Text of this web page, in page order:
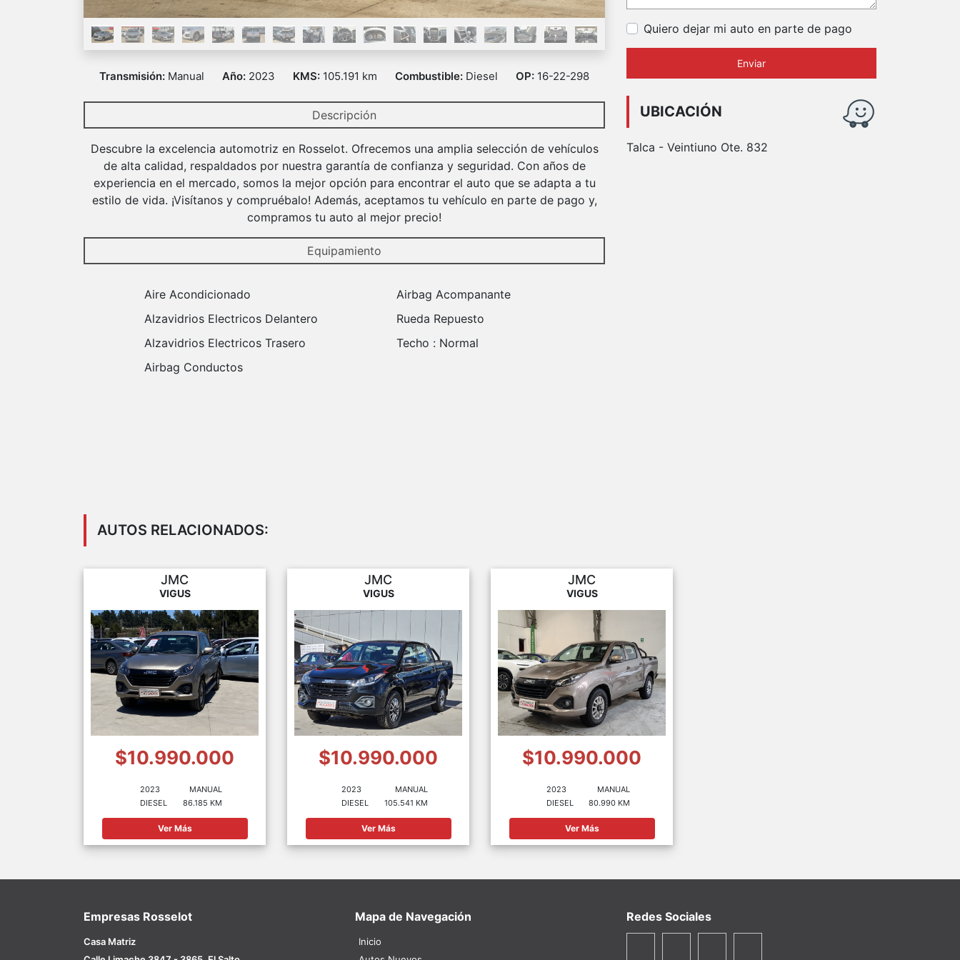
Transmisión: Manual Año: 2023 KMS: 105.191 km Combustible: Diesel OP: 16-22-298
Descripción
Descubre la excelencia automotriz en Rosselot. Ofrecemos una amplia selección de vehículos
de alta calidad, respaldados por nuestra garantía de confianza y seguridad. Con años de
experiencia en el mercado, somos la mejor opción para encontrar el auto que se adapta a tu
estilo de vida. ¡Visítanos y compruébalo! Además, aceptamos tu vehículo en parte de pago y,
compramos tu auto al mejor precio!
Equipamiento
Aire Acondicionado
Alzavidrios Electricos Delantero
Alzavidrios Electricos Trasero
Airbag Conductos
Airbag Acompanante
Rueda Repuesto
Techo : Normal
Quiero dejar mi auto en parte de pago
Enviar
UBICACIÓN
Talca - Veintiuno Ote. 832
AUTOS RELACIONADOS:
JMC
VIGUS
$10.990.000
2023
DIESEL
MANUAL
86.185 KM
Ver Más
JMC
VIGUS
$10.990.000
2023
DIESEL
MANUAL
105.541 KM
Ver Más
JMC
VIGUS
$10.990.000
2023
DIESEL
MANUAL
80.990 KM
Ver Más
Empresas Rosselot
Casa Matriz
Mapa de Navegación
Inicio
Redes Sociales